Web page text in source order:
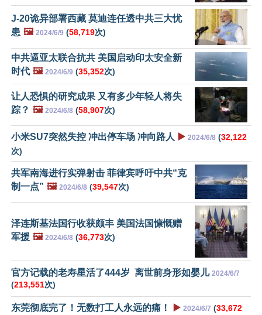
J-20诡异部署西藏 莫迪连任透中共三大忧
患 🖼️ 2024/6/9 (58,719次)
中共逼亚太联合抗共 美国启动印太安全新
时代 🖼️ 2024/6/9 (35,352次)
让人恐惧的研究成果 又有多少年轻人将失
踪？ 🖼️ 2024/6/8 (58,907次)
小米SU7突然失控 冲出停车场 冲向路人 ▶️ 2024/6/8 (32,122
次)
共军南海进行实弹射击 菲律宾呼吁中共“克
制一点” 🖼️ 2024/6/8 (39,547次)
泽连斯基法国行收获颇丰 美国法国慷慨赠
军援 🖼️ 2024/6/8 (36,773次)
官方记载的老寿星活了444岁 离世前身形如婴儿 2024/6/7
(213,551次)
东莞彻底完了！无数打工人永远的痛！ ▶️ 2024/6/7 (33,672